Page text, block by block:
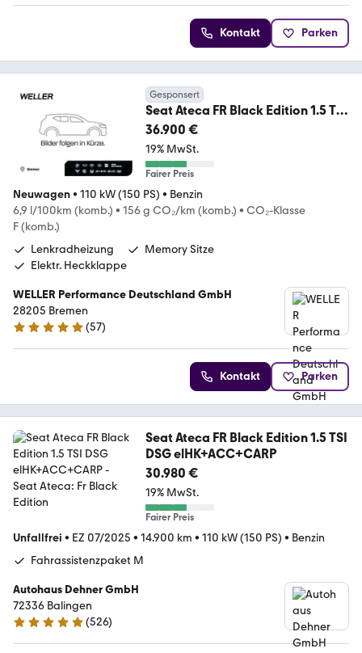
Kontakt Parken
Gesponsert
Seat Ateca FR Black Edition 1.5 TSI
7-Gang DSG *ACC*
36.900 €
19% MwSt.
Fairer Preis
Neuwagen• 110 kW (150 PS) • Benzin
6,9 l/100km (komb.) • 156 g CO₂/km (komb.) • CO₂-Klasse
F (komb.)
Lenkradheizung
Memory Sitze
Elektr. Heckklappe
WELLER Performance Deutschland GmbH
28205 Bremen
4.9 Sterne
(57)
Kontakt Parken
Seat Ateca FR Black Edition 1.5 TSI
DSG elHK+ACC+CARP
30.980 €
19% MwSt.
Fairer Preis
Unfallfrei • EZ 07/2025 • 14.900 km • 110 kW (150 PS) • Benzin
Fahrassistenzpaket M
Autohaus Dehner GmbH
72336 Balingen
4.9 Sterne
(526)